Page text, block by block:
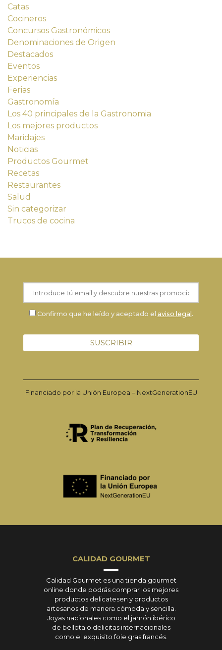
Catas
Cocineros
Concursos Gastronómicos
Denominaciones de Origen
Destacados
Eventos
Experiencias
Ferias
Gastronomía
Los 40 principales de la Gastronomia
Los mejores productos
Maridajes
Noticias
Productos Gourmet
Recetas
Restaurantes
Salud
Sin categorizar
Trucos de cocina
Confirmo que he leído y aceptado el aviso legal.
Financiado por la Unión Europea – NextGenerationEU
CALIDAD GOURMET
Calidad Gourmet es una tienda gourmet
online donde podrás comprar los mejores
productos delicatesen y productos
artesanos de manera cómoda y sencilla.
Joyas nacionales como el jamón ibérico
de bellota o delicitas internacionales
como el exquisito foie gras francés.